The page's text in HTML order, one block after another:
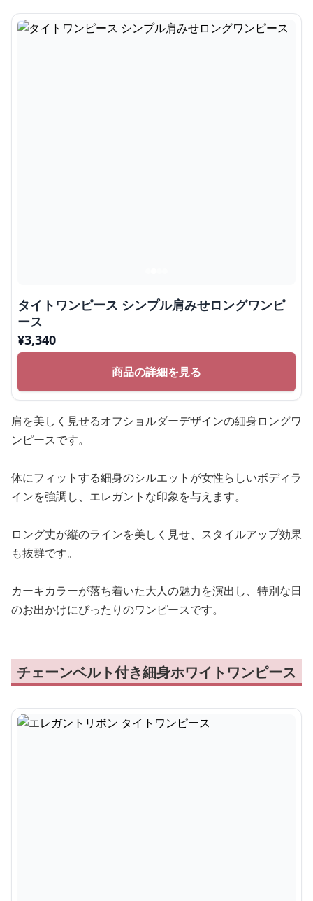
タイトワンピース シンプル肩みせロングワンピ
ース
¥3,340
商品の詳細を見る
肩を美しく見せるオフショルダーデザインの細身ロングワ
ンピースです。
体にフィットする細身のシルエットが女性らしいボディラ
インを強調し、エレガントな印象を与えます。
ロング丈が縦のラインを美しく見せ、スタイルアップ効果
も抜群です。
カーキカラーが落ち着いた大人の魅力を演出し、特別な日
のお出かけにぴったりのワンピースです。
チェーンベルト付き細身ホワイトワンピース